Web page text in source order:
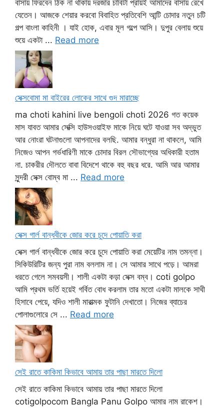
বাসায় ফিরবেন ঠিক না থাকায় দরজার চাবিটা প্রায়ই আমাদের বাসায় রেখে
যেতেন। আজকে শেয়ার করবো বিবাহিত প্রতিবেশি আন্টি চোদার নতুন চটি
গল্প বাংলা কাহিনী । যাই হোক, এবার মূল গল্পে আসি। দুপুর বেলায় শুয়ে
শুয়ে একটা ... Read more
সেক্সবোমা মা বাইরের লোকের সাথে গুদ মারাচ্ছে
ma choti kahini live bengoli choti 2026 গত কয়েক
মাস যাবত আমার সেক্সি হাউসওয়াইফ মাকে নিয়ে ঘটে যাওয়া সব অদ্ভুত
আর নোংরা ঘটনাগুলো আপনাদের বলছি. আমার বন্ধুরা না থাকলে, আমি
নিজেও আপন গর্ভধারিণী মাকে চোদার বিরল সৌভাগ্যের অধিকারী হতাম
না. চাকরীর দৌলতে বাবা বিদেশে থাকে বহু বছর ধরে. আমি আর আমার
সুন্দরী সেক্স বোম্ব মা ... Read more
সেক্স গার্ল বান্ধবীকে জোর করে চুদে পোয়াতি করা
সেক্স গার্ল বান্ধবীকে জোর করে চুদে পোয়াতি করা মেয়েটির নাম তমন্না।
সিকিউরিটির জন্য পুরা নাম বললাম না। সে আমার সাথে পড়ে। আমরা
ধরতে গেলে সমবয়সী। শালী একটা কড়া সেক্স বম্ব। coti golpo
আমি প্রথম ভর্তি হয়েই গর্বিত বোধ করলাম তার মতো একটা মালকে সাথী
হিসাবে পেয়ে, যদিও শালী মারাত্মক ফুটানি দেখাতো। নিজের ব্যাচের
পোলাগুলোরে সে ... Read more
সেই রাতে কাকিমা কিভাবে আমায় তার পাছা মারতে দিলো
সেই রাতে কাকিমা কিভাবে আমায় তার পাছা মারতে দিলো
cotigolpocom Bangla Panu Golpo আমার নাম রাকেশ।